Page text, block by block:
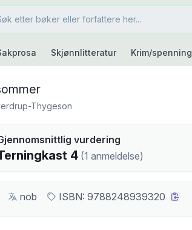
Skjønnlitteratur Krim/spenning
Thygeson
4 vurdering
4 (1 anmeldelse)
nob ISBN: 9788248939320